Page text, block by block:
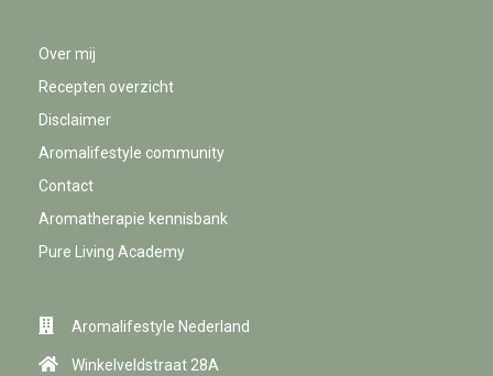
Over mij
Recepten overzicht
Disclaimer
Aromalifestyle community
Contact
Aromatherapie kennisbank
Pure Living Academy
Aromalifestyle Nederland
Winkelveldstraat 28A